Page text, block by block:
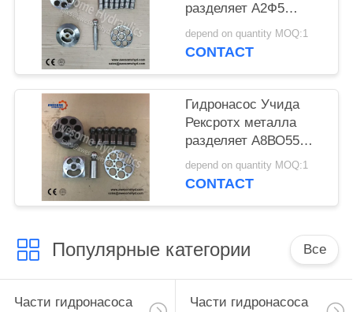
разделяет А2Ф5
А2Ф12 А2Ф23 А2Ф28
А2Ф55 А2Ф80 А2Ф107
depend on quantity MOQ:1
CONTACT
Гидронасос Учида
Рексротх металла
разделяет А8ВО55
А8ВО80 А8ВО107
А8ВО120 А8ВО140
depend on quantity MOQ:1
CONTACT
Популярные категории Все
Части гидронасоса
Части гидронасоса